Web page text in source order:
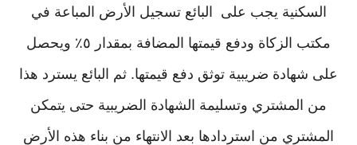
السكنية يجب على البائع تسجيل الأرض المباعة في
مكتب الزكاة ودفع قيمتها المضافة بمقدار ٥٪؜ ويحصل
على شهادة ضريبية توثق دفع قيمتها. ثم البائع يسترد هذا
من المشتري وتسليمة الشهادة الضريبية حتى يتمكن
المشتري من استردادها بعد الانتهاء من بناء هذه الأرض